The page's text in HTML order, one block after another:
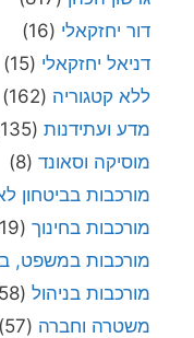
דור יחזקאלי (16)
דניאל יחזקאלי (15)
ללא קטגוריה (162)
מדע ועתידנות (135)
מוסיקה וסאונד (8)
מורכבות בביטחון
מורכבות בחינוך (419)
מורכבות במשפט,
מורכבות בניהול (1,258)
משטרה וחברה (57)